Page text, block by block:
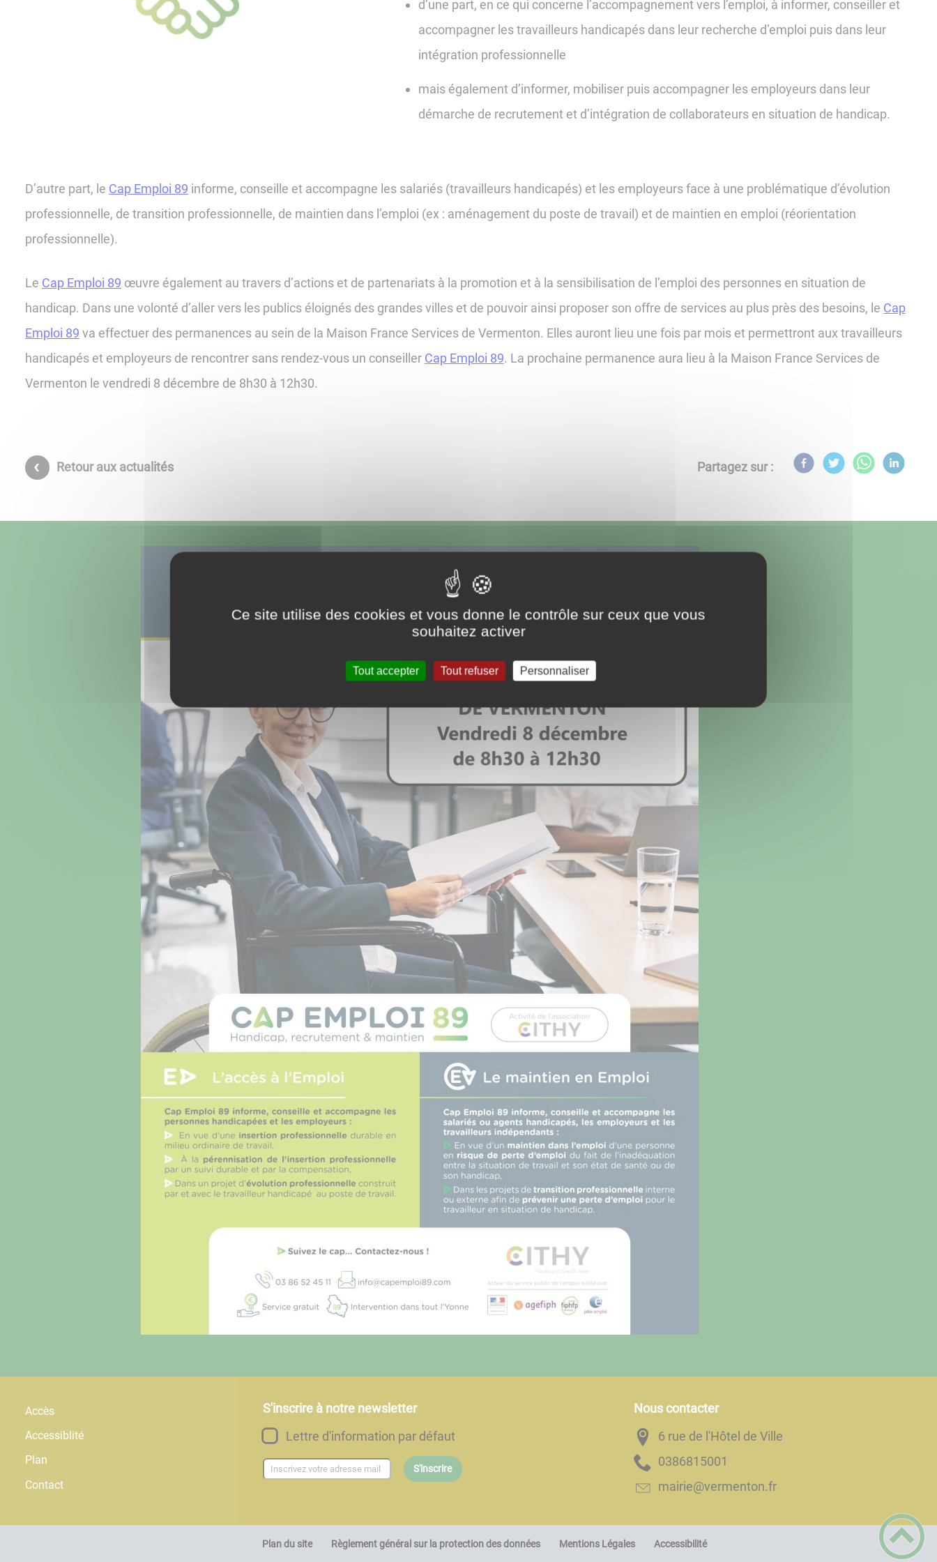
d’une part, en ce qui concerne l’accompagnement vers l’emploi, à informer, conseiller et
accompagner les travailleurs handicapés dans leur recherche d’emploi puis dans leur
intégration professionnelle
mais également d’informer, mobiliser puis accompagner les employeurs dans leur
démarche de recrutement et d’intégration de collaborateurs en situation de handicap.
D’autre part, le Cap Emploi 89 informe, conseille et accompagne les salariés (travailleurs handicapés) et les employeurs face à une problématique d’évolution
professionnelle, de transition professionnelle, de maintien dans l’emploi (ex : aménagement du poste de travail) et de maintien en emploi (réorientation
professionnelle).
Le Cap Emploi 89 œuvre également au travers d’actions et de partenariats à la promotion et à la sensibilisation de l’emploi des personnes en situation de
handicap. Dans une volonté d’aller vers les publics éloignés des grandes villes et de pouvoir ainsi proposer son offre de services au plus près des besoins, le Cap
Emploi 89 va effectuer des permanences au sein de la Maison France Services de Vermenton. Elles auront lieu une fois par mois et permettront aux travailleurs
handicapés et employeurs de rencontrer sans rendez-vous un conseiller Cap Emploi 89. La prochaine permanence aura lieu à la Maison France Services de
Vermenton le vendredi 8 décembre de 8h30 à 12h30.
Retour aux actualités Partagez sur :
Accès
Accessiblité
Plan
Contact
S'inscrire à notre newsletter
Lettre d'information par défaut
S'inscrire
Nous contacter
6 rue de l'Hôtel de Ville
1005186830
rf.notnemrev@eiriam
Plan du site Règlement général sur la protection des données Mentions Légales Accessibilité
Ce site utilise des cookies et vous donne le contrôle sur ceux que vous
souhaitez activer
Tout accepter Tout refuser Personnaliser